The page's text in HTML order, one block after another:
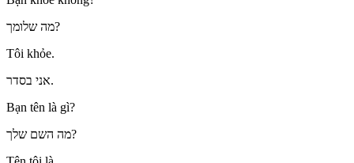
מה שלומך?
Tôi khỏe.
אני בסדר.
Bạn tên là gì?
מה השם שלך?